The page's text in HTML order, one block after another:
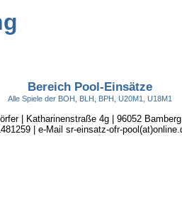
Bereich Pool-Einsätze
Alle Spiele der BOH, BLH, BPH, U20M1, U18M1
| Katharinenstraße 4g | 96052
| e-Mail sr-einsatz-ofr-